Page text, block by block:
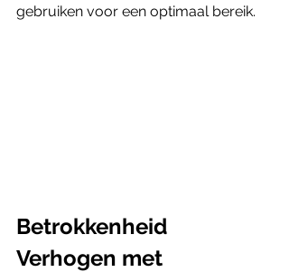
gebruiken voor een optimaal bereik.
Betrokkenheid
Verhogen met